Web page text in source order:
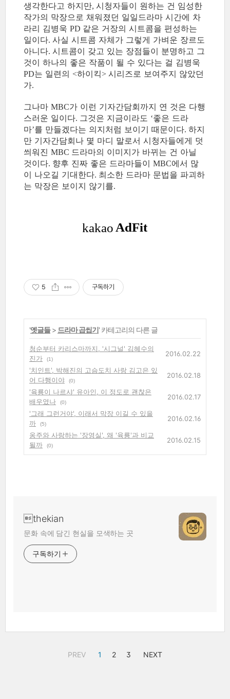
생각한다고 하지만, 시청자들이 원하는 건 임성한
작가의 막장으로 채워졌던 일일드라마 시간에 차
라리 김병욱 PD 같은 거장의 시트콤을 편성하는
일이다. 사실 시트콤 자체가 그렇게 가벼운 장르도
아니다. 시트콤이 갖고 있는 장점들이 분명하고 그
것이 하나의 좋은 작품이 될 수 있다는 걸 김병욱
PD는 일련의 <하이킥> 시리즈로 보여주지 않았던
가.
그나마 MBC가 이런 기자간담회까지 연 것은 다행
스러운 일이다. 그것은 지금이라도 ‘좋은 드라
마’를 만들겠다는 의지처럼 보이기 때문이다. 하지
만 기자간담회나 몇 마디 말로서 시청자들에게 덧
씌워진 MBC 드라마의 이미지가 바뀌는 건 아닐
것이다. 향후 진짜 좋은 드라마들이 MBC에서 많
이 나오길 기대한다. 최소한 드라마 문법을 파괴하
는 막장은 보이지 않기를.
5 구독하기
'옛글들> 드라마 곱씹기' 카테고리의 다른 글
청순부터 카리스마까지, '시그널' 김혜수의
진가
(1)
2016.02.22
'치인트', 박해진의 고슴도치 사랑 김고은 있
어 다행이야
(0)
2016.02.18
'육룡이 나르샤' 유아인, 이 정도로 괜찮은
배우였나
(0)
2016.02.17
'그래 그런거야', 이래서 막장 이길 수 있을
까
(5)
2016.02.16
옹주와 사랑하는 '장영실', 왜 '육룡'과 비교
될까
(0)
2016.02.15
thekian
문화 속에 담긴 현실을 모색하는 곳
구독하기
PREV 1 2 3 NEXT